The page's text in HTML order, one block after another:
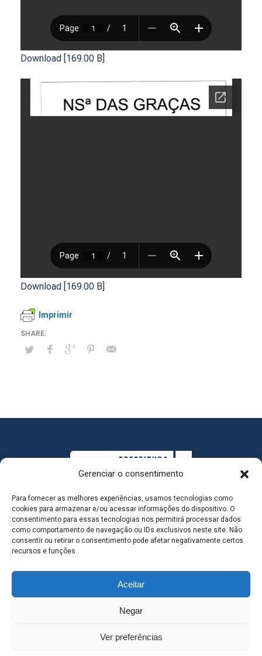
Gerenciar o consentimento
Para fornecer as melhores experiências, usamos tecnologias como
cookies para armazenar e/ou acessar informações do dispositivo. O
consentimento para essas tecnologias nos permitirá processar dados
como comportamento de navegação ou IDs exclusivos neste site. Não
consentir ou retirar o consentimento pode afetar negativamente certos
recursos e funções.
Aceitar
Negar
Ver preferências
Download [169.00 B]
Download [169.00 B]
Imprimir
MAPA DO SITE
SEDE DO ADMINISTRATIVO MUNICIPAL - Avenida
Contato: 67 98139-3237